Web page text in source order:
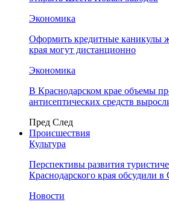
Экономика
Оформить кредитные каникулы
края могут дистанционно
Экономика
В Краснодарском крае объемы
антисептических средств
Пред След
Происшествия
Культура
Перспективы развития
Краснодарского края обсудили в
Новости